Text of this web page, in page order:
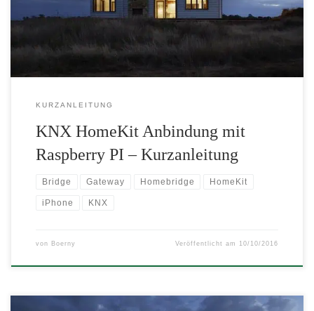
steuern zu können. Ausführliche Anleitung Vorraussetzungen
Raspberrry Pi 3 KNX IP Gateway […]
KURZANLEITUNG
KNX HomeKit Anbindung mit
Raspberry PI – Kurzanleitung
Bridge Gateway Homebridge HomeKit
iPhone KNX
von Boerny Veröffentlicht am 10/10/2016